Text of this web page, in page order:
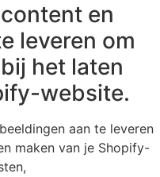
en
leveren om
het laten
website.
aan te leveren
maken van je Shopify-